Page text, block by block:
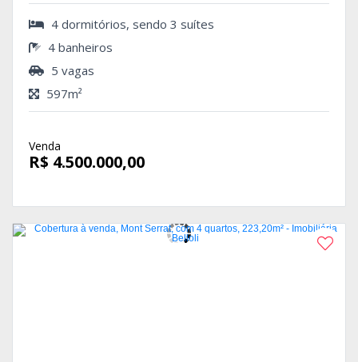
4 dormitórios, sendo 3 suítes
4 banheiros
5 vagas
597m²
Venda
R$ 4.500.000,00